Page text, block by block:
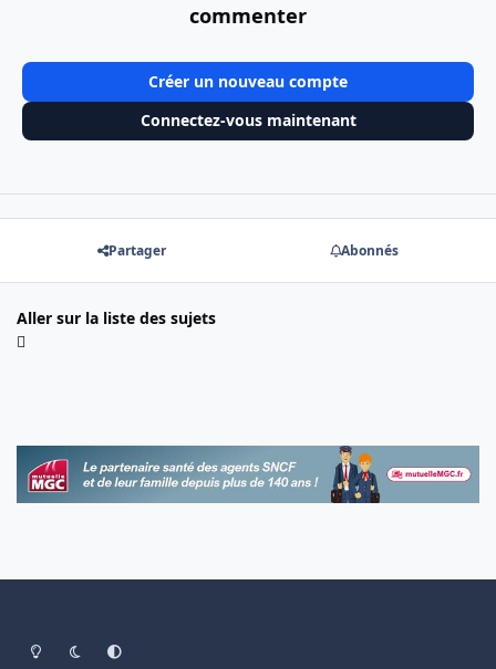
commenter
Créer un nouveau compte
Connectez-vous maintenant
Partager Abonnés
Aller sur la liste des sujets
Light ModeDark ModeSystem Preference